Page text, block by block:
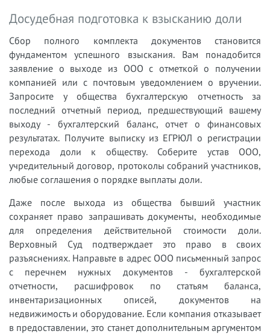
Досудебная подготовка к взысканию доли
Сбор полного комплекта документов становится
фундаментом успешного взыскания. Вам понадобится
заявление о выходе из ООО с отметкой о получении
компанией или с почтовым уведомлением о вручении.
Запросите у общества бухгалтерскую отчетность за
последний отчетный период, предшествующий вашему
выходу - бухгалтерский баланс, отчет о финансовых
результатах. Получите выписку из ЕГРЮЛ о регистрации
перехода доли к обществу. Соберите устав ООО,
учредительный договор, протоколы собраний участников,
любые соглашения о порядке выплаты доли.
Даже после выхода из общества бывший участник
сохраняет право запрашивать документы, необходимые
для определения действительной стоимости доли.
Верховный Суд подтверждает это право в своих
разъяснениях. Направьте в адрес ООО письменный запрос
с перечнем нужных документов - бухгалтерской
отчетности, расшифровок по статьям баланса,
инвентаризационных описей, документов на
недвижимость и оборудование. Если компания отказывает
в предоставлении, это станет дополнительным аргументом